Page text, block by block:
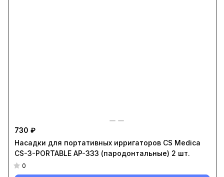
730 ₽
Насадки для портативных ирригаторов CS Medica
CS-3-PORTABLE AP-333 (пародонтальные) 2 шт.
0